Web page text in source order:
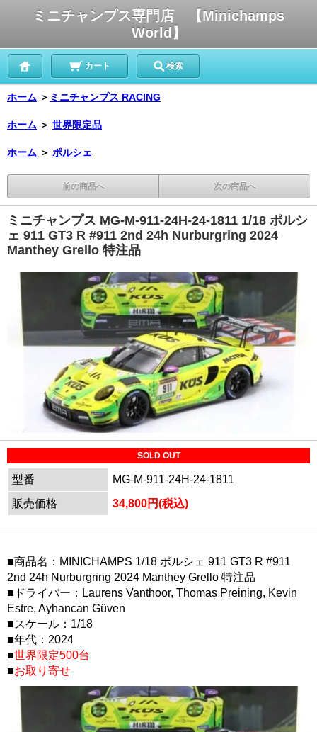
ミニチャンプス専門店 【Minichamps
World】
カート 検索
ホーム ＞ ミニチャンプス RACING
ホーム ＞ 世界限定品
ホーム ＞ ポルシェ
前の商品へ 次の商品へ
ミニチャンプス MG-M-911-24H-24-1811 1/18 ポルシ
ェ 911 GT3 R #911 2nd 24h Nurburgring 2024
Manthey Grello 特注品
SOLD OUT
型番
MG-M-911-24H-24-1811
販売価格
34,800円(税込)
■商品名：MINICHAMPS 1/18 ポルシェ 911 GT3 R #911
2nd 24h Nurburgring 2024 Manthey Grello 特注品
■ドライバー：Laurens Vanthoor, Thomas Preining, Kevin
Estre, Ayhancan Güven
■スケール：1/18
■年代：2024
■世界限定500台
■お取り寄せ